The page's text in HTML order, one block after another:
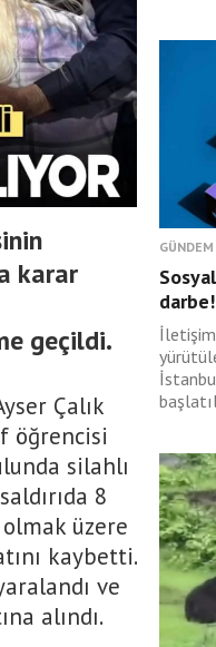
karar
geçildi.
Çalık
öğrencisi
silahlı
8
üzere
kaybetti.
ve
alındı.
GÜNDEM
darbe!
İletişim